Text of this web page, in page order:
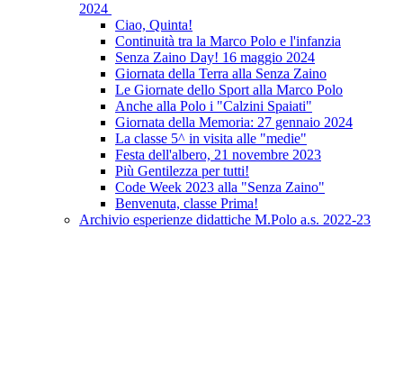
2024
Ciao, Quinta!
Continuità tra la Marco Polo e l'infanzia
Senza Zaino Day! 16 maggio 2024
Giornata della Terra alla Senza Zaino
Le Giornate dello Sport alla Marco Polo
Anche alla Polo i "Calzini Spaiati"
Giornata della Memoria: 27 gennaio 2024
La classe 5^ in visita alle "medie"
Festa dell'albero, 21 novembre 2023
Più Gentilezza per tutti!
Code Week 2023 alla "Senza Zaino"
Benvenuta, classe Prima!
Archivio esperienze didattiche M.Polo a.s. 2022-23